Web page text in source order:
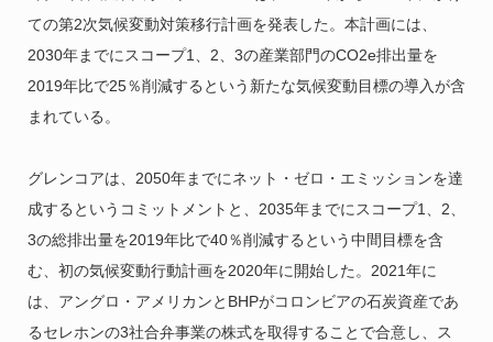
ての第2次気候変動対策移行計画を発表した。本計画には、
2030年までにスコープ1、2、3の産業部門のCO2e排出量を
2019年比で25％削減するという新たな気候変動目標の導入が含
まれている。
グレンコアは、2050年までにネット・ゼロ・エミッションを達
成するというコミットメントと、2035年までにスコープ1、2、
3の総排出量を2019年比で40％削減するという中間目標を含
む、初の気候変動行動計画を2020年に開始した。2021年に
は、アングロ・アメリカンとBHPがコロンビアの石炭資産であ
るセレホンの3社合弁事業の株式を取得することで合意し、ス